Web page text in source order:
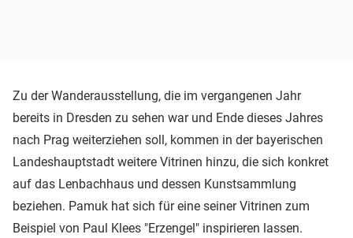
Zu der Wanderausstellung, die im vergangenen Jahr
bereits in Dresden zu sehen war und Ende dieses Jahres
nach Prag weiterziehen soll, kommen in der bayerischen
Landeshauptstadt weitere Vitrinen hinzu, die sich konkret
auf das Lenbachhaus und dessen Kunstsammlung
beziehen. Pamuk hat sich für eine seiner Vitrinen zum
Beispiel von Paul Klees "Erzengel" inspirieren lassen.